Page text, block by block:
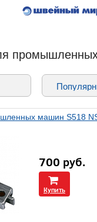
машин S518
700 руб.
Купить